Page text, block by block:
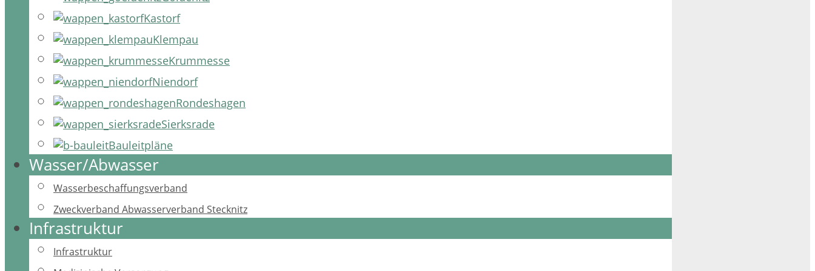
Kastorf
Klempau
Krummesse
Niendorf
Rondeshagen
Sierksrade
Bauleitpläne
Wasser/Abwasser
Wasserbeschaffungsverband
Zweckverband Abwasserverband Stecknitz
Infrastruktur
Infrastruktur